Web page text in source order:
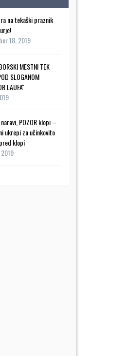
na tekaški praznik
18, 2019
MESTNI TEK
SLOGANOM
LAUFA''
POZOR klopi –
ukrepi za učinkovito
klopi